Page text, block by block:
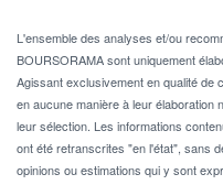
L'ensemble des analyses et/ou
BOURSORAMA sont uniquement
Agissant exclusivement en qualité de
en aucune manière à leur élaboration
leur sélection. Les informations
ont été retranscrites "en l'état", sans
opinions ou estimations qui y sont